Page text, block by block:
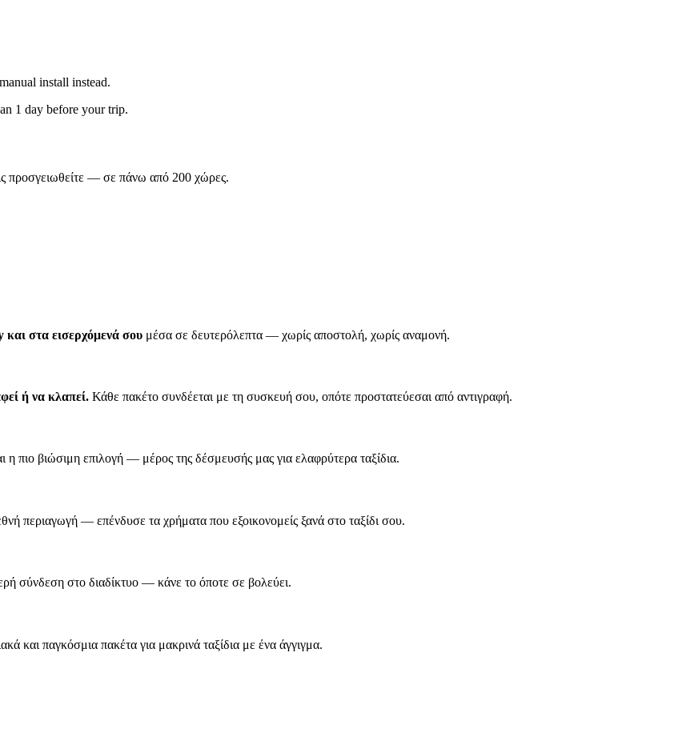
install instead.
1 day before your trip.
προσγειωθείτε — σε πάνω από 200 χώρες.
στα εισερχόμενά σου μέσα σε δευτερόλεπτα — χωρίς αποστολή, χωρίς αναμονή.
ή να κλαπεί. Κάθε πακέτο συνδέεται με τη συσκευή σου, οπότε προστατεύεσαι από αντιγραφή.
η πιο βιώσιμη επιλογή — μέρος της δέσμευσής μας για ελαφρύτερα ταξίδια.
περιαγωγή — επένδυσε τα χρήματα που εξοικονομείς ξανά στο ταξίδι σου.
σύνδεση στο διαδίκτυο — κάνε το όποτε σε βολεύει.
και παγκόσμια πακέτα για μακρινά ταξίδια με ένα άγγιγμα.